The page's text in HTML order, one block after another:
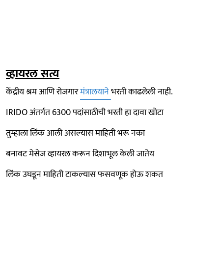
व्हायरल सत्य
केंद्रीय श्रम आणि रोजगारमंत्रालयानेभरती काढलेली नाही.
IRIDO अंतर्गत 6300 पदांसाठीची भरती हा दावा खोटा
तुम्हाला लिंक आली असल्यास माहिती भरू नका
बनावट मेसेज व्हायरल करून दिशाभूल केली जातेय
लिंक उघडून माहिती टाकल्यास फसवणूक होऊ शकत